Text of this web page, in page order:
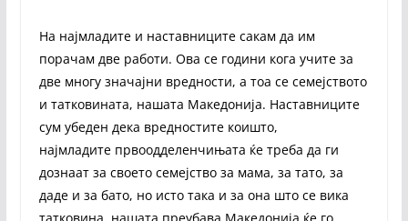
На најмладите и наставниците сакам да им
порачам две работи. Ова се години кога учите за
две многу значајни вредности, а тоа се семејството
и татковината, нашата Македонија. Наставниците
сум убеден дека вредностите коишто,
најмладите првоодделенчињата ќе треба да ги
дознаат за своето семејство за мама, за тато, за
даде и за бато, но исто така и за она што се вика